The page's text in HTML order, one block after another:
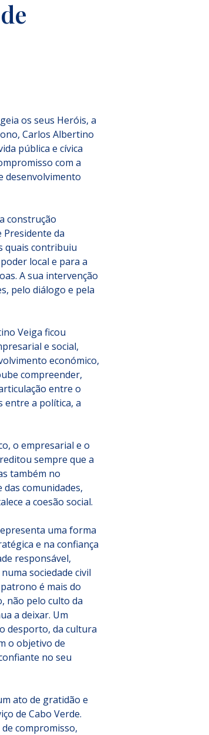
os seus Heróis, a
Carlos Albertino
pública e cívica
com a
desenvolvimento
construção
Presidente da
quais contribuiu
local e para a
A sua intervenção
pelo diálogo e pela
Veiga ficou
e social,
económico,
compreender,
entre o
entre a política, a
o empresarial e o
sempre que a
também no
comunidades,
a coesão social.
uma forma
e na confiança
responsável,
sociedade civil
é mais do
não pelo culto da
a deixar. Um
desporto, da cultura
o objetivo de
no seu
ato de gratidão e
de Cabo Verde.
compromisso,